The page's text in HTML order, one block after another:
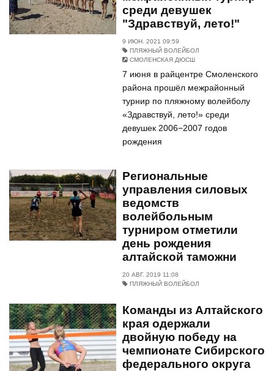
среди девушек
"Здравствуй, лето!"
9 ИЮН. 2021 09:59
ПЛЯЖНЫЙ ВОЛЕЙБОЛ
СМОЛЕНСКАЯ ДЮСШ
7 июня в райцентре Смоленского
района прошёл межрайонный
турнир по пляжному волейболу
«Здравствуй, лето!» среди
девушек 2006−2007 годов
рождения
Региональные
управления силовых
ведомств
волейбольным
турниром отметили
день рождения
алтайской таможни
20 АВГ. 2019 11:08
ПЛЯЖНЫЙ ВОЛЕЙБОЛ
Команды из Алтайского
края одержали
двойную победу на
чемпионате Сибирского
федерального округа